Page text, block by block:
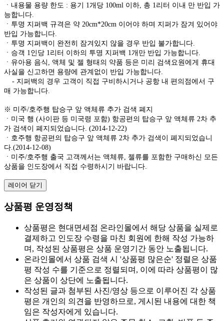
ㆍ내용물 용량 한도 : 용기 1개당 100ml 이하, 총 1리터 이내 만 반입 가
능합니다.
ㆍ투명 지퍼백 규격은 약 20cm*20cm 이어야 하며 지퍼가 잠겨 있어야
반입 가능합니다.
ㆍ투명 지퍼백이 완전히 잠겨있지 않을 경우 반입 불가합니다.
ㆍ승객 1인당 1리터 이하의 투명 지퍼백 1개만 반입 가능합니다.
ㆍ유아용 음식, 액체 및 젤 형태의 약품 등은 미리 검색요원에게 휴대
사실을 신고하면 용량에 관계없이 반입 가능합니다.
- 지퍼백의 경우 고객이 직접 구비하시거나 공항 내 편의점에서 구
매 가능합니다.
※ 미주/호주행 탑승구 앞 액체류 추가 검색 폐지
ㆍ미국 행 (사이판 등 미국령 포함) 항공편의 탑승구 앞 액체류 2차 추
가 검색이 폐지되었습니다. (2014-12-22)
ㆍ호주행 항공편의 탑승구 앞 액체류 2차 추가 검색이 폐지되었습니
다.(2014-12-08)
ㆍ미주/호주행 출국 고객께서는 액체류, 젤류를 포함한 구매하신 모든
상품을 인도장에서 직접 수령하시기 바랍니다.
레이어 닫기
상품평 운영정책
상품평은 현대면세점 온라인몰에서 해당 상품을 실제로
결제하고 인도장 수령을 마친 회원에 한해 작성 가능하
며, 작성된 상품평은 상품 운영기간 동안 노출됩니다.
온라인몰에서 상품 검색 시 '상품평 많은순' 정렬은 상품
평 작성 수를 기준으로 정렬되며, 이에 따라 상품평이 많
은 상품이 상단에 노출됩니다.
작성된 글과 첨부된 사진/영상 등으로 이루어진 각 상품
평은 개인의 의견을 반영하므로, 게시된 내용에 대한 책
임은 작성자에게 있습니다.